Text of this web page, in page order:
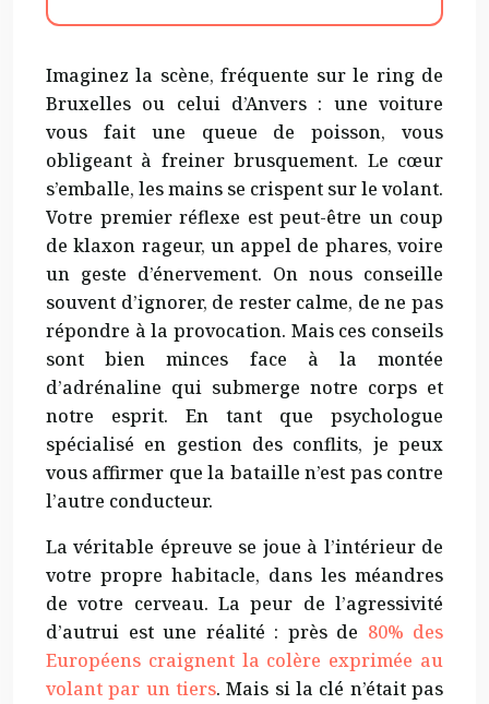
Imaginez la scène, fréquente sur le ring de
Bruxelles ou celui d’Anvers : une voiture
vous fait une queue de poisson, vous
obligeant à freiner brusquement. Le cœur
s’emballe, les mains se crispent sur le volant.
Votre premier réflexe est peut-être un coup
de klaxon rageur, un appel de phares, voire
un geste d’énervement. On nous conseille
souvent d’ignorer, de rester calme, de ne pas
répondre à la provocation. Mais ces conseils
sont bien minces face à la montée
d’adrénaline qui submerge notre corps et
notre esprit. En tant que psychologue
spécialisé en gestion des conflits, je peux
vous affirmer que la bataille n’est pas contre
l’autre conducteur.
La véritable épreuve se joue à l’intérieur de
votre propre habitacle, dans les méandres
de votre cerveau. La peur de l’agressivité
d’autrui est une réalité : près de 80% des
Européens craignent la colère exprimée au
volant par un tiers. Mais si la clé n’était pas